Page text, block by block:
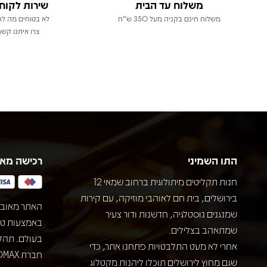
משלוח עד הבית
משלוח חינם בקניה מעל 350 ש"ח
שירות
לא בטוחים מה
צרו איתנו
התו השמיני
חנות תקליטים מיתולוגית ברחוב שמאי 12
בירושלים, בית חם לאוהבי מוזיקה, עם קירות
שמנגנים נוסטלגיה, חדשנות ודור צעיר
שמתאהב בצלילים.
אחרי לא מעט התלבטויות פתחנו אתר, כדי
שגם מחוץ לירושלים תוכלו ליהנות מקטלוג
רכישה
האתר
בעולם.